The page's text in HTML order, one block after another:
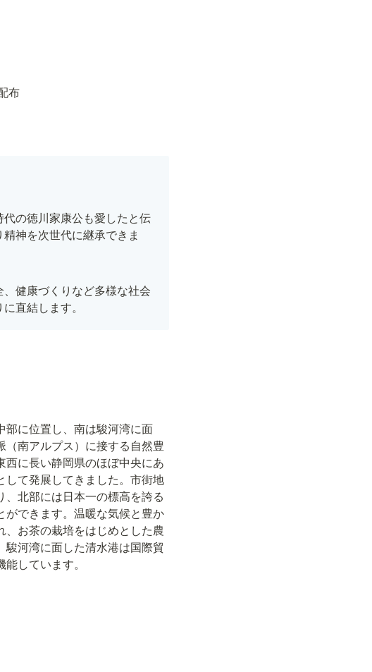
布
の徳川家康公も愛したと伝
神を次世代に継承できま
健康づくりなど多様な社会
直結します。
部に位置し、南は駿河湾に面
（南アルプス）に接する自然豊
西に長い静岡県のほぼ中央にあ
して発展してきました。市街地
、北部には日本一の標高を誇る
ができます。温暖な気候と豊か
、お茶の栽培をはじめとした農
駿河湾に面した清水港は国際貿
しています。